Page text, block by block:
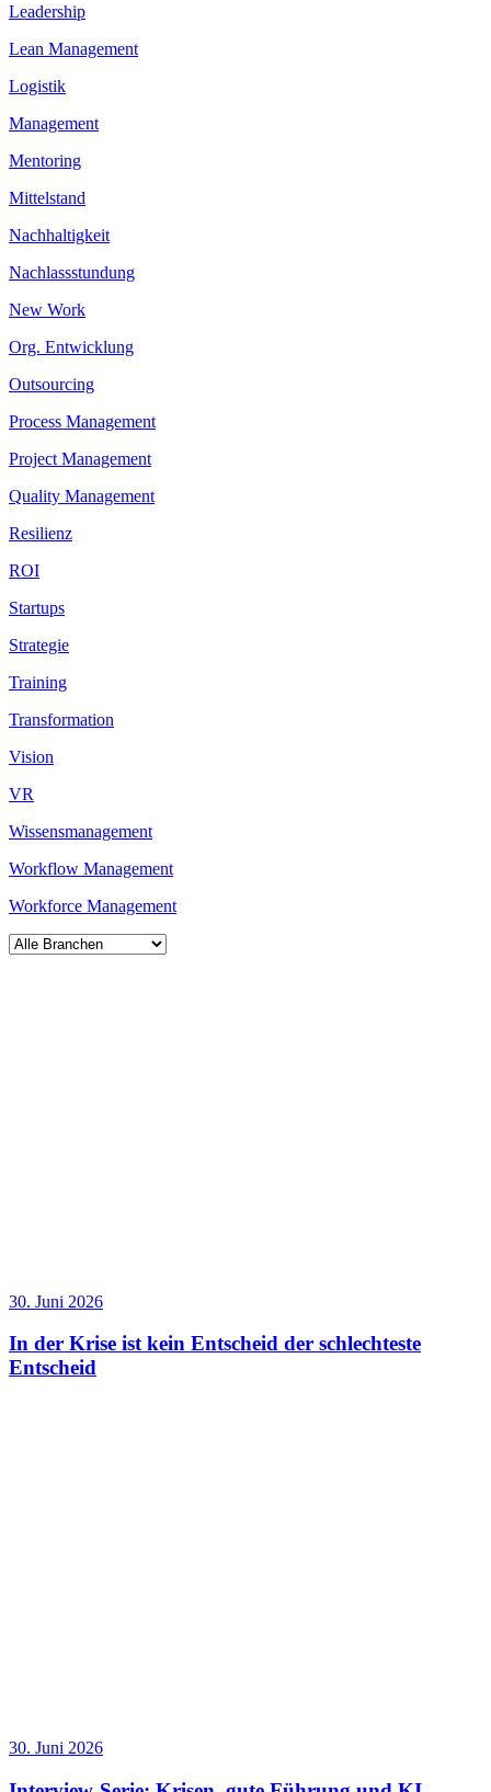
Leadership
Lean Management
Logistik
Management
Mentoring
Mittelstand
Nachhaltigkeit
Nachlassstundung
New Work
Org. Entwicklung
Outsourcing
Process Management
Project Management
Quality Management
Resilienz
ROI
Startups
Strategie
Training
Transformation
Vision
VR
Wissensmanagement
Workflow Management
Workforce Management
30. Juni 2026
In der Krise ist kein Entscheid der schlechteste
Entscheid
30. Juni 2026